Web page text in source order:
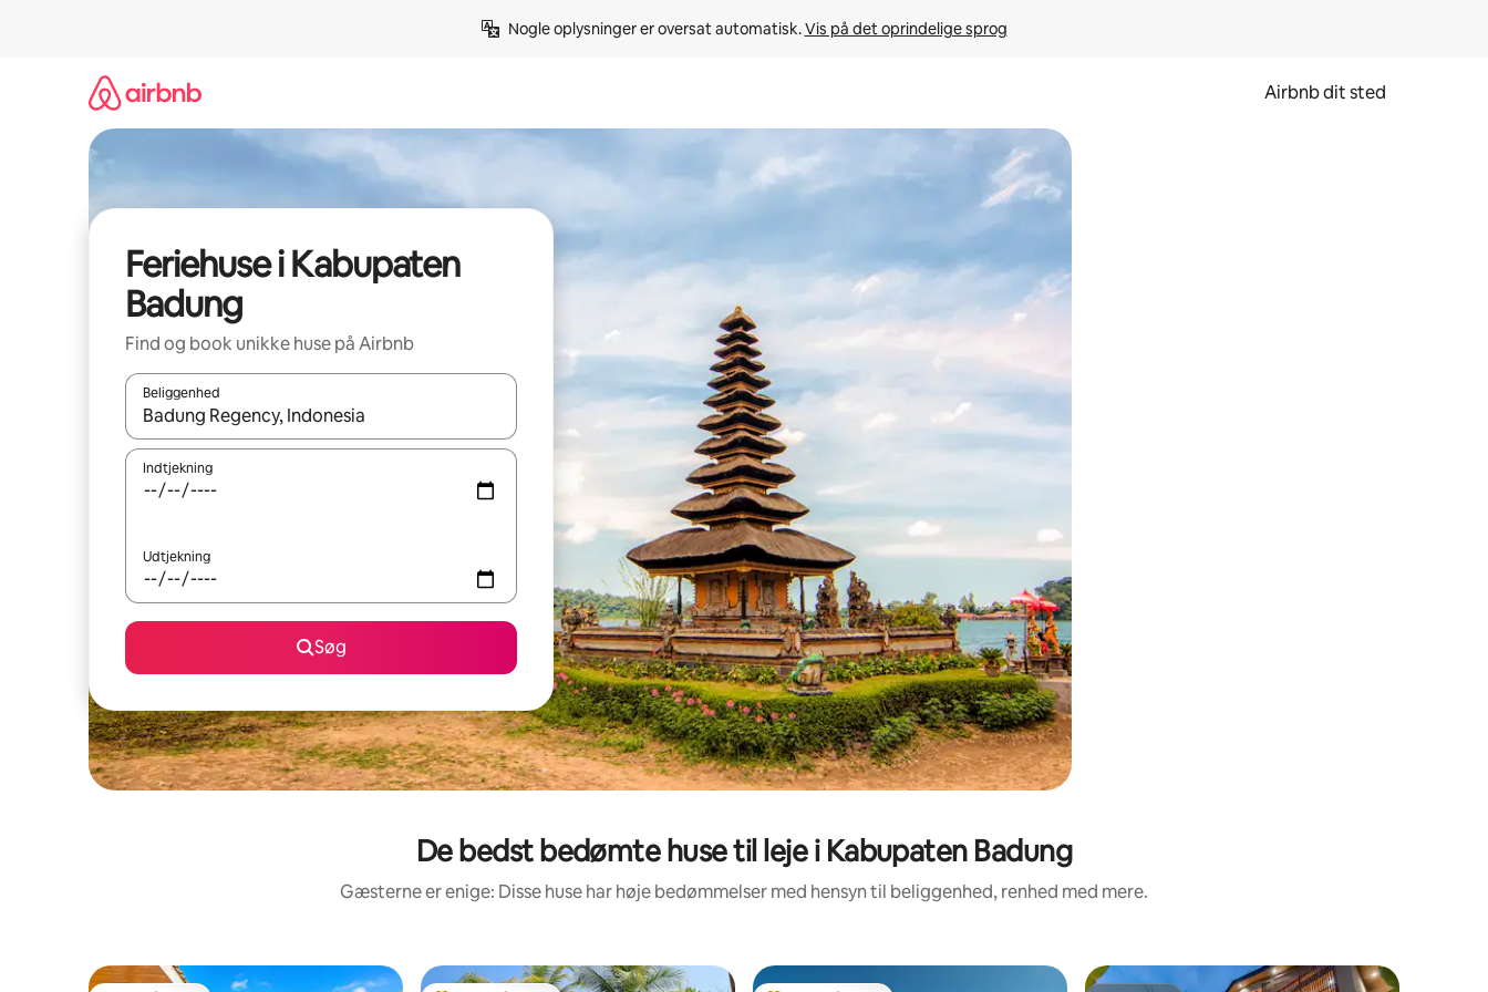
Nogle oplysninger er oversat automatisk. Vis på det oprindelige sprog
Airbnb dit sted
Feriehuse i Kabupaten
Badung
Find og book unikke huse på Airbnb
Beliggenhed
Når resultaterne er tilgængelige, skal du navigere med piletasterne op og ned eller se mere ved at trykke eller stryge.
Indtjekning
Udtjekning
Søg
De bedst bedømte huse til leje i Kabupaten Badung
Gæsterne er enige: Disse huse har høje bedømmelser med hensyn til beliggenhed, renhed med mere.